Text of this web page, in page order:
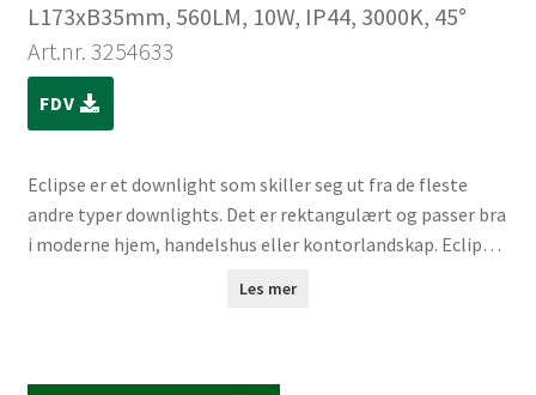
L173xB35mm, 560LM, 10W, IP44, 3000K, 45°
Art.nr. 3254633
FDV
Eclipse er et downlight som skiller seg ut fra de fleste
andre typer downlights. Det er rektangulært og passer bra
i moderne hjem, handelshus eller kontorlandskap. Eclipse
Les mer